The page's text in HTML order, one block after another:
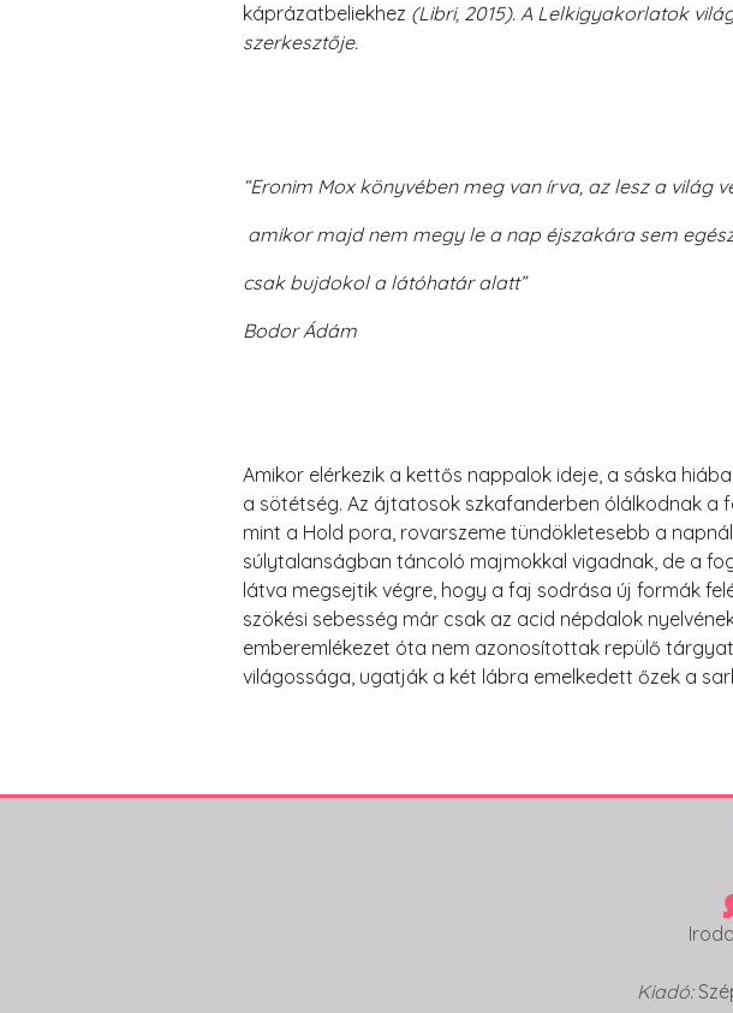
káprázatbeliekhez (Libri, 2015). A Lelkigyakorlatok
szerkesztője.
“Eronim Mox könyvében meg van írva, az lesz a világ
amikor majd nem megy le a nap éjszakára sem
csak bujdokol a látóhatár alatt”
Bodor Ádám
Amikor elérkezik a kettős nappalok ideje, a sáska
a sötétség. Az ájtatosok szkafanderben ólálkodnak a
mint a Hold pora, rovarszeme tündökletesebb a
súlytalanságban táncoló majmokkal vigadnak, de a
látva megsejtik végre, hogy a faj sodrása új formák
szökési sebesség már csak az acid népdalok
emberemlékezet óta nem azonosítottak repülő
világossága, ugatják a két lábra emelkedett őzek a
Kiadó: